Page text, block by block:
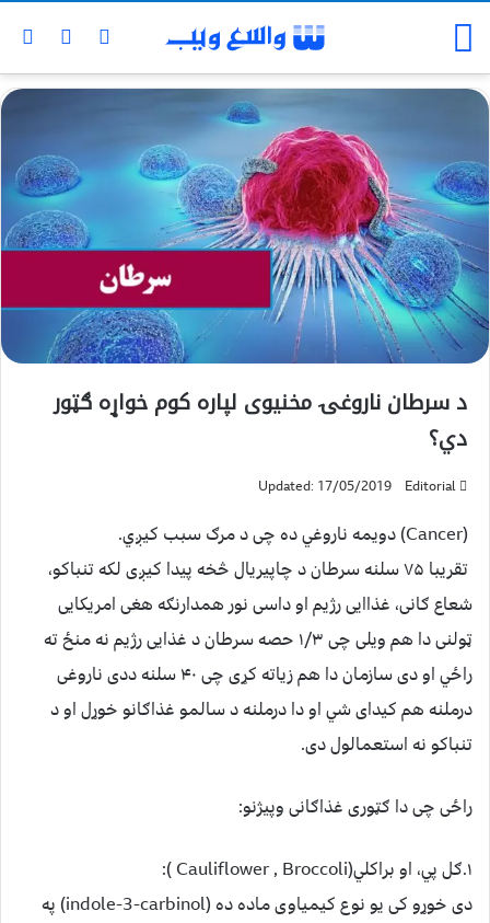
د سرطان ناروغۍ مخنیوی لپاره کوم خواړه ګټور
دي؟
Editorial
Updated: 17/05/2019
(Cancer) دویمه ناروغي ده چی د مرګ سبب کيږي.
تقریبا ۷۵ سلنه سرطان د چاپيريال څخه پيدا کيږی لکه تنباکو،
شعاع ګانی، غذاايی رژيم او داسی نور همدارنګه هغی امريکايی
ټولنی دا هم ويلی چی ۱/۳ حصه سرطان د غذايی رژيم نه منځ ته
راځي او دی سازمان دا هم زياته کړی چی ۴۰ سلنه ددی ناروغی
درملنه هم کيدای شي او دا درملنه د سالمو غذاګانو خوړل او د
تنباکو نه استعمالول دی.
راځی چی دا ګټوری غذاګانی وپيژنو:
۱.ګل پي، او براکلي(Cauliflower , Broccoli ):
دی خوړو کی يو نوع کيمياوی ماده ده (indole-3-carbinol) په